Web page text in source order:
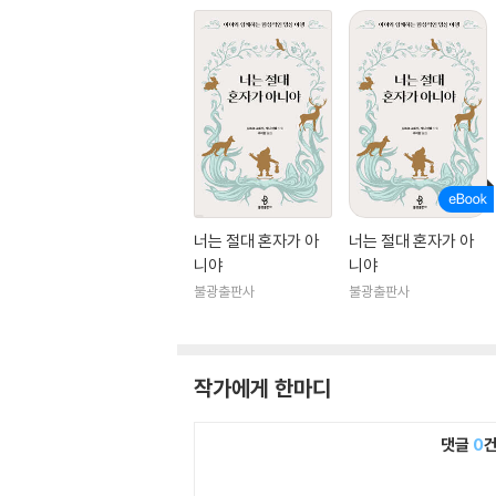
너는 절대 혼자가 아
니야
불광출판사
너는 절대 혼자가 아
니야
불광출판사
작가에게 한마디
댓글 0